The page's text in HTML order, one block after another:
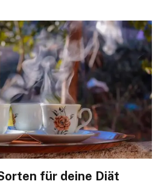
für deine Diät